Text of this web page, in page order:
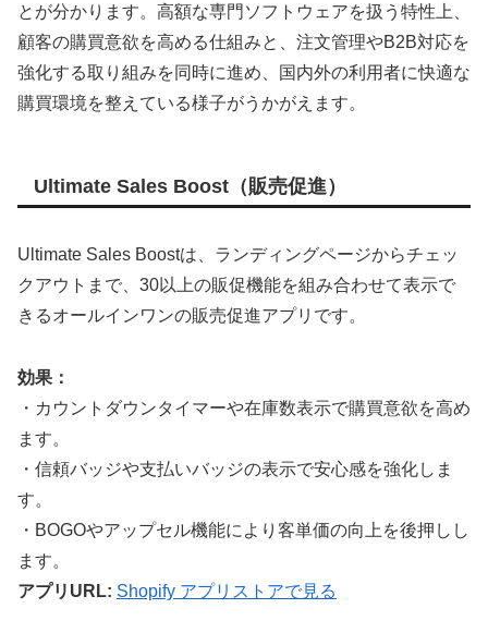
とが分かります。高額な専門ソフトウェアを扱う特性上、
顧客の購買意欲を高める仕組みと、注文管理やB2B対応を
強化する取り組みを同時に進め、国内外の利用者に快適な
購買環境を整えている様子がうかがえます。
Ultimate Sales Boost（販売促進）
Ultimate Sales Boostは、ランディングページからチェッ
クアウトまで、30以上の販促機能を組み合わせて表示で
きるオールインワンの販売促進アプリです。
効果：
・カウントダウンタイマーや在庫数表示で購買意欲を高め
ます。
・信頼バッジや支払いバッジの表示で安心感を強化しま
す。
・BOGOやアップセル機能により客単価の向上を後押しし
ます。
アプリURL: Shopify アプリストアで見る